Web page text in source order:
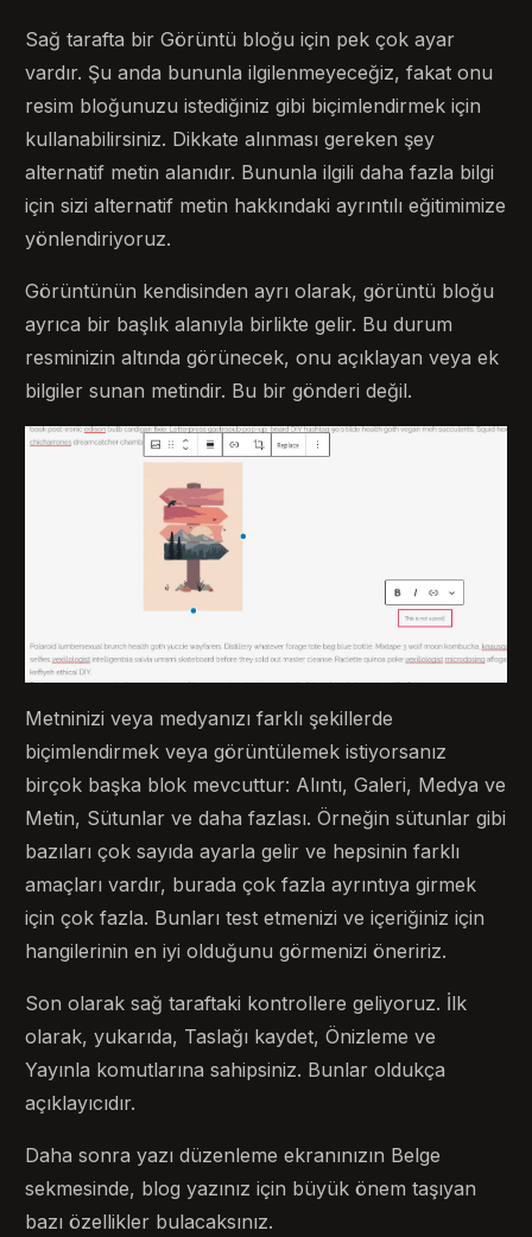
Sağ tarafta bir Görüntü bloğu için pek çok ayar
vardır. Şu anda bununla ilgilenmeyeceğiz, fakat onu
resim bloğunuzu istediğiniz gibi biçimlendirmek için
kullanabilirsiniz. Dikkate alınması gereken şey
alternatif metin alanıdır. Bununla ilgili daha fazla bilgi
için sizi alternatif metin hakkındaki ayrıntılı eğitimimize
yönlendiriyoruz.
Görüntünün kendisinden ayrı olarak, görüntü bloğu
ayrıca bir başlık alanıyla birlikte gelir. Bu durum
resminizin altında görünecek, onu açıklayan veya ek
bilgiler sunan metindir. Bu bir gönderi değil.
Metninizi veya medyanızı farklı şekillerde
biçimlendirmek veya görüntülemek istiyorsanız
birçok başka blok mevcuttur: Alıntı, Galeri, Medya ve
Metin, Sütunlar ve daha fazlası. Örneğin sütunlar gibi
bazıları çok sayıda ayarla gelir ve hepsinin farklı
amaçları vardır, burada çok fazla ayrıntıya girmek
için çok fazla. Bunları test etmenizi ve içeriğiniz için
hangilerinin en iyi olduğunu görmenizi öneririz.
Son olarak sağ taraftaki kontrollere geliyoruz. İlk
olarak, yukarıda, Taslağı kaydet, Önizleme ve
Yayınla komutlarına sahipsiniz. Bunlar oldukça
açıklayıcıdır.
Daha sonra yazı düzenleme ekranınızın Belge
sekmesinde, blog yazınız için büyük önem taşıyan
bazı özellikler bulacaksınız.